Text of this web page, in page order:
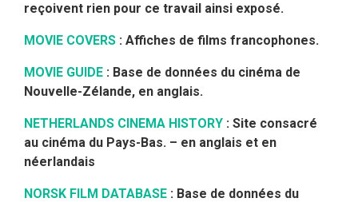
reçoivent rien pour ce travail ainsi exposé.
MOVIE COVERS : Affiches de films francophones.
MOVIE GUIDE : Base de données du cinéma de
Nouvelle-Zélande, en anglais.
NETHERLANDS CINEMA HISTORY : Site consacré
au cinéma du Pays-Bas. – en anglais et en
néerlandais
NORSK FILM DATABASE : Base de données du